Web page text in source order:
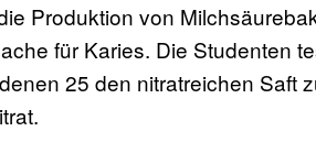
Produktion von
für Karies. Die Studenten
25 den nitratreichen Saft